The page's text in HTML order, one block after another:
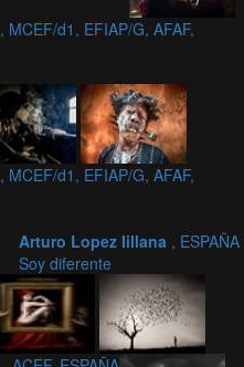
, MCEF/d1, EFIAP/G, AFAF,
, MCEF/d1, EFIAP/G, AFAF,
Arturo Lopez Iillana , ESPAÑA
Soy diferente